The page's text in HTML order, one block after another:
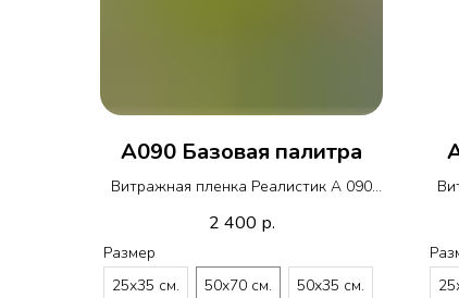
A090 Базовая палитра
Витражная пленка Реалистик A 090
2 400 р.
Размер
25х35 см.
50х70 см. 50х35 см.